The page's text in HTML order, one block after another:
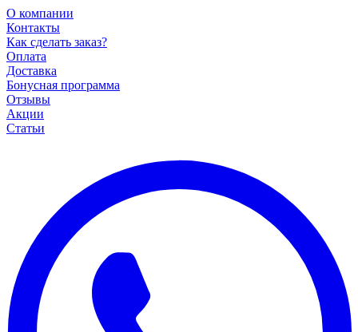
О компании
Контакты
Как сделать заказ?
Оплата
Доставка
Бонусная программа
Отзывы
Акции
Статьи